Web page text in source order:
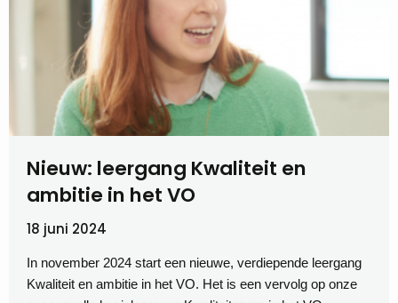
Nieuw: leergang Kwaliteit en
ambitie in het VO
18 juni 2024
In november 2024 start een nieuwe, verdiepende leergang
Kwaliteit en ambitie in het VO. Het is een vervolg op onze